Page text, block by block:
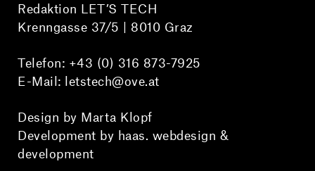
Redaktion LET’S TECH
Krenngasse 37/5 | 8010 Graz
Telefon: +43 (0) 316 873-7925
E-Mail: letstech@ove.at
Design by Marta Klopf
Development by haas. webdesign &
development